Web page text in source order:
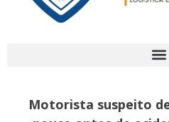
Motorista suspeito